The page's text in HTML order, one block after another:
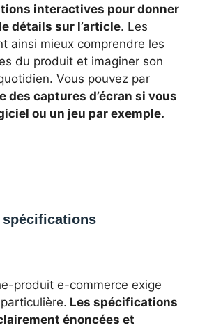
interactives pour donner
détails sur l’article. Les
ainsi mieux comprendre les
du produit et imaginer son
Vous pouvez par
des captures d’écran si vous
ou un jeu par exemple.
produit e-commerce exige
Les spécifications
énoncées et